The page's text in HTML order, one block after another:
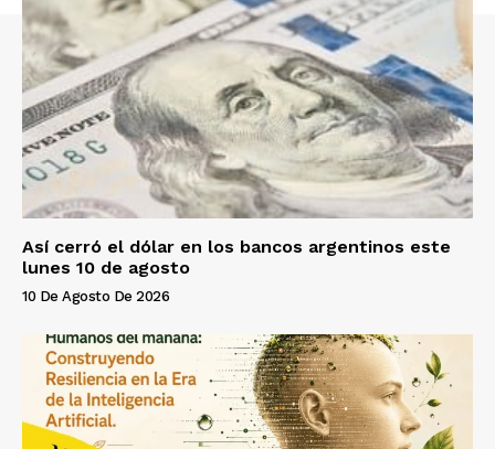
Así cerró el dólar en los bancos argentinos este
lunes 10 de agosto
10 De Agosto De 2026